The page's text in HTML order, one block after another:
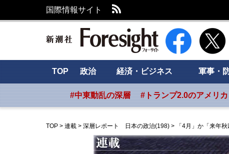
国際情報サイト
新潮社 Foresight
TOP 政治 経済・ビジネス 軍事・
#中東動乱の深層 #トランプ2.0のアメリカ
TOP > 連載 > 深層レポート 日本の政治(198) > 「4月」か「来年